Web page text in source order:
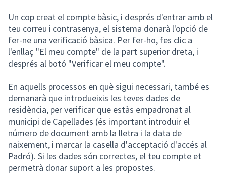
Un cop creat el compte bàsic, i després d'entrar amb el
teu correu i contrasenya, el sistema donarà l'opció de
fer-ne una verificació bàsica. Per fer-ho, fes clic a
l'enllaç "El meu compte" de la part superior dreta, i
després al botó "Verificar el meu compte".
En aquells processos en què sigui necessari, també es
demanarà que introdueixis les teves dades de
residència, per verificar que estàs empadronat al
municipi de Capellades (és important introduir el
número de document amb la lletra i la data de
naixement, i marcar la casella d'acceptació d'accés al
Padró). Si les dades són correctes, el teu compte et
permetrà donar suport a les propostes.